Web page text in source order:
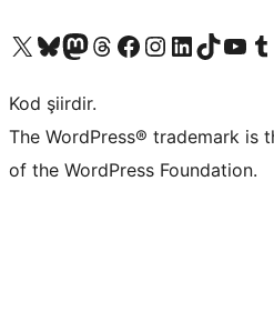
X (eski Twitter) hesabımıza bakın
Bluesky hesabımızı ziyaret edinMastodon hesabımızı ziyaret edinThreads hesabımızı ziyaret edinFacebook sayfamızı ziyaret edinInstagram hesabımızı ziyaret edinLinkedIn hesabımızı ziyaret edinTikTok hesabımızı ziyaret edinYouTube kanalımızı ziyaret edin
Tumblr
Kod şiirdir.
The WordPress® trademark is
of the WordPress Foundation.